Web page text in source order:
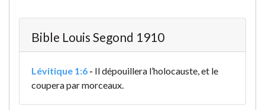
Bible Louis Segond 1910
Lévitique 1:6 - Il dépouillera l’holocauste, et le
coupera par morceaux.